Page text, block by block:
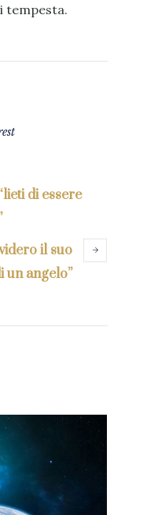
tempesta.
di essere
il suo
un angelo”